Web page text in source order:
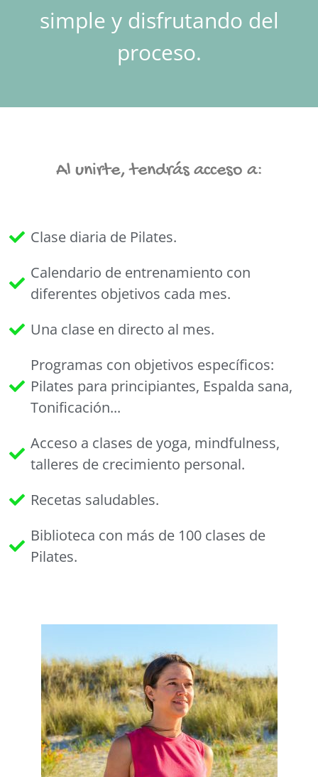
simple y disfrutando del
proceso.
Al unirte, tendrás acceso a:
Clase diaria de Pilates.
Calendario de entrenamiento con
diferentes objetivos cada mes.
Una clase en directo al mes.
Programas con objetivos específicos:
Pilates para principiantes, Espalda sana,
Tonificación...
Acceso a clases de yoga, mindfulness,
talleres de crecimiento personal.
Recetas saludables.
Biblioteca con más de 100 clases de
Pilates.